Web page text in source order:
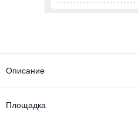
Описание
Площадка